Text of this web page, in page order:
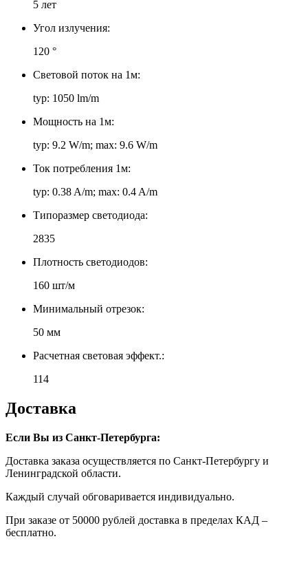
5 лет
Угол излучения:
120 °
Световой поток на 1м:
typ: 1050 lm/m
Мощность на 1м:
typ: 9.2 W/m; max: 9.6 W/m
Ток потребления 1м:
typ: 0.38 A/m; max: 0.4 A/m
Типоразмер светодиода:
2835
Плотность светодиодов:
160 шт/м
Минимальный отрезок:
50 мм
Расчетная световая эффект.:
114
Доставка
Если Вы из Санкт-Петербурга:
Доставка заказа осуществляется по Санкт-Петербургу и
Ленинградской области.
Каждый случай обговаривается индивидуально.
При заказе от 50000 рублей доставка в пределах КАД –
бесплатно.